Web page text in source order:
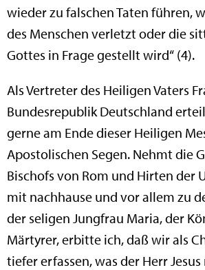
wieder zu falschen Taten führen,
des Menschen verletzt oder die
Gottes in Frage gestellt wird“ (4).
Als Vertreter des Heiligen Vaters
Bundesrepublik Deutschland
gerne am Ende dieser Heiligen
Apostolischen Segen. Nehmt die
Bischofs von Rom und Hirten der
mit nachhause und vor allem zu
der seligen Jungfrau Maria, der
Märtyrer, erbitte ich, daß wir als
tiefer erfassen, was der Herr